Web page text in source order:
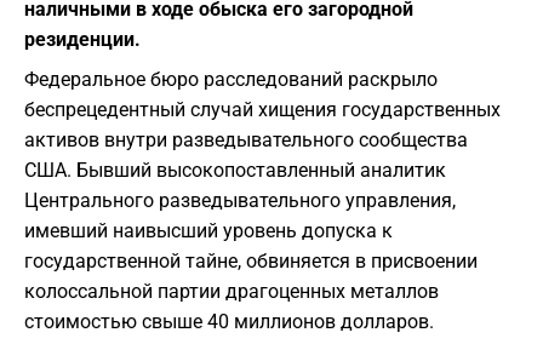
наличными в ходе обыска его загородной
резиденции.
Федеральное бюро расследований раскрыло
беспрецедентный случай хищения государственных
активов внутри разведывательного сообщества
США. Бывший высокопоставленный аналитик
Центрального разведывательного управления,
имевший наивысший уровень допуска к
государственной тайне, обвиняется в присвоении
колоссальной партии драгоценных металлов
стоимостью свыше 40 миллионов долларов.